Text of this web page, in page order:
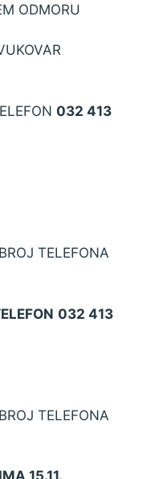
ODMORU
032 413
TELEFONA
032 413
TELEFONA
15.11.